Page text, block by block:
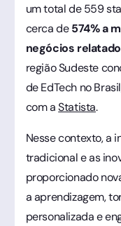
um total de 559
cerca de574% a
negócios
região Sudeste
de EdTech no
com aStatista.
Nesse contexto, a
tradicional e as
proporcionado
a aprendizagem,
personalizada e